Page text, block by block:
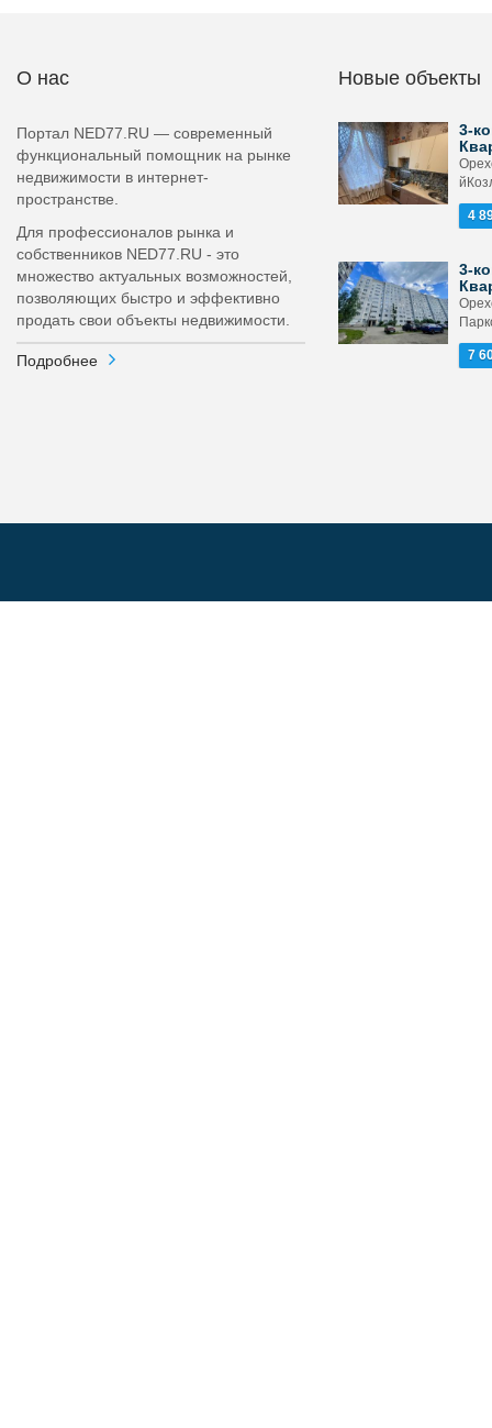
О нас
Портал NED77.RU — современный
функциональный помощник на рынке
недвижимости в интернет-
пространстве.
Для профессионалов рынка и
собственников NED77.RU - это
множество актуальных возможностей,
позволяющих быстро и эффективно
продать свои объекты недвижимости.
Подробнее
Новые объекты
3-
4
3-
7